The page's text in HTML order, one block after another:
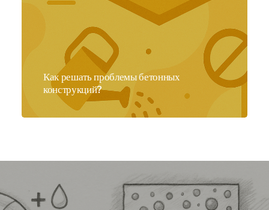
Как решать проблемы бетонных
конструкций?